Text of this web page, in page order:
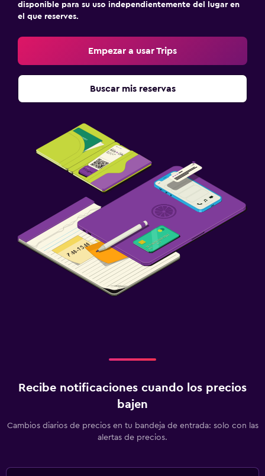
disponible para su uso independientemente del lugar en
el que reserves.
Empezar a usar Trips
Buscar mis reservas
Recibe notificaciones cuando los precios
bajen
Cambios diarios de precios en tu bandeja de entrada: solo con las
alertas de precios.